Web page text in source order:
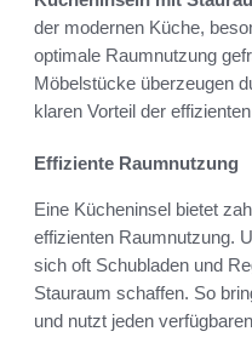
der modernen Küche,
optimale Raumnutzung
Möbelstücke überzeugen
klaren Vorteil der
Effiziente Raumnutzung
Eine Kücheninsel bietet
effizienten Raumnutzung.
sich oft Schubladen und
Stauraum schaffen. So
und nutzt jeden